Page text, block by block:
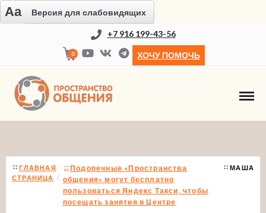
Aa Версия для слабовидящих
+7 916 199-43-56
0 ХОЧУ ПОМОЧЬ
ГЛАВНАЯ
СТРАНИЦА
Подопечные «Пространства
общения» могут бесплатно
пользоваться Яндекс Такси, чтобы
посещать занятия в Центре
МАША